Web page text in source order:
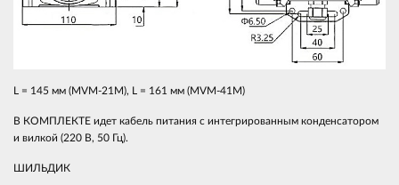
L = 145 мм (MVM-21M), L = 161 мм (MVM-41M)
В КОМПЛЕКТЕ идет кабель питания с интегрированным конденсатором
и вилкой (220 В, 50 Гц).
ШИЛЬДИК